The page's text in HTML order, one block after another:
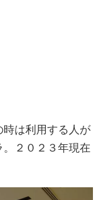
は利用する人が
２０２３年現在